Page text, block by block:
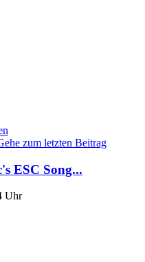
ESC Song...
Uhr